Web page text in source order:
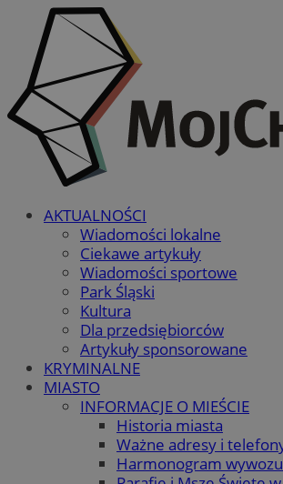
AKTUALNOŚCI
Wiadomości lokalne
Ciekawe artykuły
Wiadomości sportowe
Park Śląski
Kultura
Dla przedsiębiorców
Artykuły sponsorowane
KRYMINALNE
MIASTO
INFORMACJE O MIEŚCIE
Historia miasta
Ważne adresy i
Harmonogram